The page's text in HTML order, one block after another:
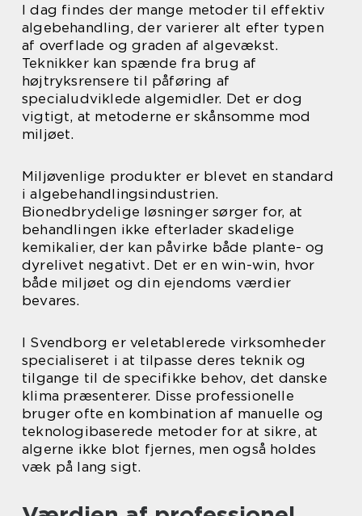
I dag findes der mange metoder til effektiv
algebehandling, der varierer alt efter typen
af overflade og graden af algevækst.
Teknikker kan spænde fra brug af
højtryksrensere til påføring af
specialudviklede algemidler. Det er dog
vigtigt, at metoderne er skånsomme mod
miljøet.
Miljøvenlige produkter er blevet en standard
i algebehandlingsindustrien.
Bionedbrydelige løsninger sørger for, at
behandlingen ikke efterlader skadelige
kemikalier, der kan påvirke både plante- og
dyrelivet negativt. Det er en win-win, hvor
både miljøet og din ejendoms værdier
bevares.
I Svendborg er veletablerede virksomheder
specialiseret i at tilpasse deres teknik og
tilgange til de specifikke behov, det danske
klima præsenterer. Disse professionelle
bruger ofte en kombination af manuelle og
teknologibaserede metoder for at sikre, at
algerne ikke blot fjernes, men også holdes
væk på lang sigt.